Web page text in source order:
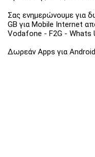
Σας ενημερώνουμε για
GB για Mobile Internet
Vodafone - F2G - Whats
Δωρεάν Apps για Android